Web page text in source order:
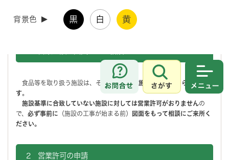
背景色 黒 白 黄
お問合せ
さがす
営業許可の申請をして許可を得なければ営業をすることはできません。
営業許可の申請は以下のような流れになります。
食品等を取り扱う施設は、その業種ごとに施設基準が定められていま
す。
施設基準に合致していない施設に対しては営業許可がおりませんの
で、 必ず事前に （施設の工事が始まる前）
図面をもって相談にご来所く
ださい。
2 営業許可の申請